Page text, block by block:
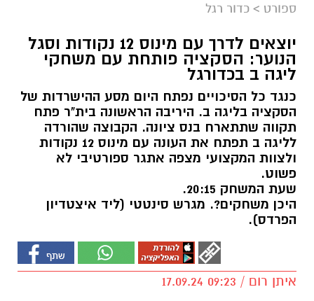
ספורט > כדור רגל
יוצאים לדרך עם מינוס 12 נקודות וסגל
הנוער: הסקציה פותחת עם משחקי
ליגה ב בכדורגל
כנגד כל הסיכויים נפתח היום מסע ההישרדות של
הסקציה בליגה ב. היריבה הראשונה בית"ר פתח
תקווה שתתארח בנס ציונה. הקבוצה שהורדה
לליגה ב תפתח את העונה עם מינוס 12 נקודות
ולצוות המקצועי מצפה אתגר ספורטיבי לא
פשוט.
שעת המשחק 20:15.
היכן משחקים?. מגרש סינטטי (ליד איצטדיון
הפרדס).
איתן רום / 09:23 17.09.24